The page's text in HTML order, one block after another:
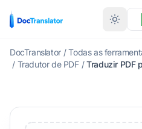
DocTranslator / Todas as
/ Tradutor de PDF / Traduzir PDF